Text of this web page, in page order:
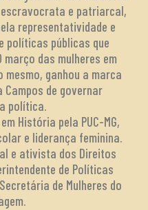
escravocrata e patriarcal,
representatividade e
políticas públicas que
março das mulheres em
mesmo, ganhou a marca
de governar
política.
História pela PUC-MG,
e liderança feminina.
e ativista dos Direitos
de Políticas
de Mulheres do